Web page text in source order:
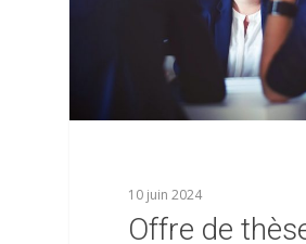
10 juin 2024
Offre de